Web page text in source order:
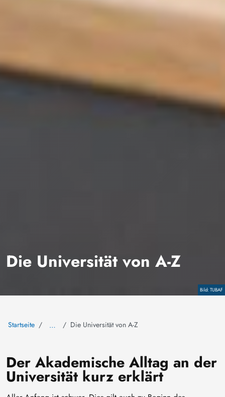
Copyright
TUBAF
Die Universität von A-Z
Startseite … Die Universität von A-Z
Der Akademische Alltag an der
Universität kurz erklärt